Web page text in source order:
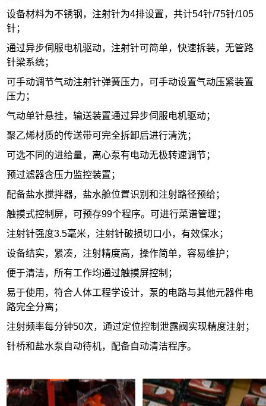
设备材料为不锈钢，注射针为4排设置，共计54针/75针/105
针；
通过异步伺服电机驱动，注射针可简单，快速拆装，无管路
针梁系统；
可手动调节气动注射针弹簧压力，可手动设置气动压紧装置
压力；
气动单针悬挂，输送装置通过异步伺服电机驱动；
聚乙烯材质的传送带可完全拆卸后进行清洗；
可选不同的进给量，离心泵有电动无极转速调节；
预过滤器含压力监控装置；
配备盐水搅拌器，盐水舱位置识别和注射路径预给；
触摸式控制屏，可预存99个程序。可进行菜谱管理；
注射针强度3.5毫米，注射针破损切口小，有效保水；
设备结实，紧凑，注射精度高，操作简单，容易维护；
便于清洁，所有工作均通过触摸屏控制；
易于使用，符合人体工程学设计，泵的电路与其他元器件电
路完全分离；
注射频率每分钟50次，通过定位控制泄露阀实现精度注射；
针桥和盐水泵自动待机，配备自动清洁程序。